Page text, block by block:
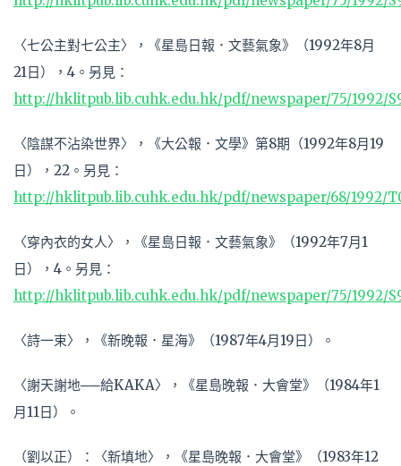
〈七公主對七公主〉，《星島日報．文藝氣象》（1992年8月
21日），4。另見：
http://hklitpub.lib.cuhk.edu.hk/pdf/newspaper/75/1992/
〈陰謀不沾染世界〉，《大公報．文學》第8期（1992年8月19
日），22。另見：
http://hklitpub.lib.cuhk.edu.hk/pdf/newspaper/68/1992/
〈穿內衣的女人〉，《星島日報．文藝氣象》（1992年7月1
日），4。另見：
http://hklitpub.lib.cuhk.edu.hk/pdf/newspaper/75/1992/
〈詩一束〉，《新晚報．星海》（1987年4月19日）。
〈謝天謝地──給KAKA〉，《星島晚報．大會堂》（1984年1
月11日）。
（劉以正）：〈新填地〉，《星島晚報．大會堂》（1983年12